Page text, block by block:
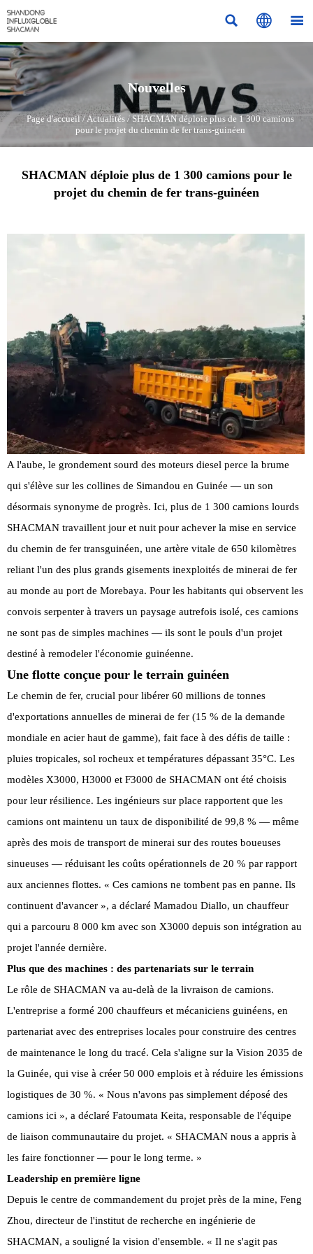
  
Nouvelles
Page d'accueil/Actualités/SHACMAN déploie plus de 1 300 camions
pour le projet du chemin de fer trans-guinéen
SHACMAN déploie plus de 1 300 camions pour le
projet du chemin de fer trans-guinéen
A l'aube, le grondement sourd des moteurs diesel perce la brume
qui s'élève sur les collines de Simandou en Guinée — un son
désormais synonyme de progrès. Ici, plus de 1 300 camions lourds
SHACMAN travaillent jour et nuit pour achever la mise en service
du chemin de fer transguinéen, une artère vitale de 650 kilomètres
reliant l'un des plus grands gisements inexploités de minerai de fer
au monde au port de Morebaya. Pour les habitants qui observent les
convois serpenter à travers un paysage autrefois isolé, ces camions
ne sont pas de simples machines — ils sont le pouls d'un projet
destiné à remodeler l'économie guinéenne.
Une flotte conçue pour le terrain guinéen
Le chemin de fer, crucial pour libérer 60 millions de tonnes
d'exportations annuelles de minerai de fer (15 % de la demande
mondiale en acier haut de gamme), fait face à des défis de taille :
pluies tropicales, sol rocheux et températures dépassant 35°C. Les
modèles X3000, H3000 et F3000 de SHACMAN ont été choisis
pour leur résilience. Les ingénieurs sur place rapportent que les
camions ont maintenu un taux de disponibilité de 99,8 % — même
après des mois de transport de minerai sur des routes boueuses
sinueuses — réduisant les coûts opérationnels de 20 % par rapport
aux anciennes flottes. « Ces camions ne tombent pas en panne. Ils
continuent d'avancer », a déclaré Mamadou Diallo, un chauffeur
qui a parcouru 8 000 km avec son X3000 depuis son intégration au
projet l'année dernière.
Plus que des machines : des partenariats sur le terrain
Le rôle de SHACMAN va au-delà de la livraison de camions.
L'entreprise a formé 200 chauffeurs et mécaniciens guinéens, en
partenariat avec des entreprises locales pour construire des centres
de maintenance le long du tracé. Cela s'aligne sur la Vision 2035 de
la Guinée, qui vise à créer 50 000 emplois et à réduire les émissions
logistiques de 30 %. « Nous n'avons pas simplement déposé des
camions ici », a déclaré Fatoumata Keita, responsable de l'équipe
de liaison communautaire du projet. « SHACMAN nous a appris à
les faire fonctionner — pour le long terme. »
Leadership en première ligne
Depuis le centre de commandement du projet près de la mine, Feng
Zhou, directeur de l'institut de recherche en ingénierie de
SHACMAN, a souligné la vision d'ensemble. « Il ne s'agit pas